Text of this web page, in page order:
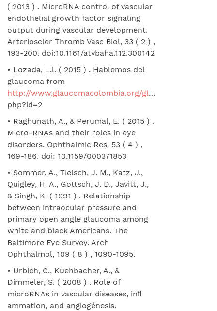
( 2013 ) . MicroRNA control of vascular
endothelial growth factor signaling
output during vascular development.
Arterioscler Thromb Vasc Biol, 33 ( 2 ) ,
193-200. doi:10.1161/atvbaha.112.300142
• Lozada, L.l. ( 2015 ) . Hablemos del
glaucoma from
http://www.glaucomacolombia.org/glaucoma
php?id=2
• Raghunath, A., & Perumal, E. ( 2015 ) .
Micro-RNAs and their roles in eye
disorders. Ophthalmic Res, 53 ( 4 ) ,
169-186. doi: 10.1159/000371853
• Sommer, A., Tielsch, J. M., Katz, J.,
Quigley, H. A., Gottsch, J. D., Javitt, J.,
& Singh, K. ( 1991 ) . Relationship
between intraocular pressure and
primary open angle glaucoma among
white and black Americans. The
Baltimore Eye Survey. Arch
Ophthalmol, 109 ( 8 ) , 1090-1095.
• Urbich, C., Kuehbacher, A., &
Dimmeler, S. ( 2008 ) . Role of
microRNAs in vascular diseases, inﬂ
ammation, and angiogénesis.